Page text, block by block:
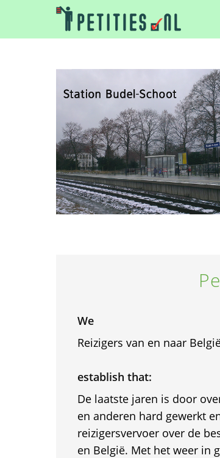
We
Reizigers van en naar
establish that:
De laatste jaren is door
en anderen hard gewerkt
reizigersvervoer over de
en België. Met het weer in